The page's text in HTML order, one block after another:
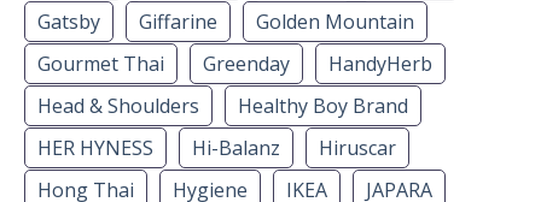
Gatsby
Giffarine
Golden Mountain
Gourmet Thai
Greenday
HandyHerb
Head & Shoulders
Healthy Boy Brand
HER HYNESS
Hi-Balanz
Hiruscar
Hong Thai
Hygiene IKEA
JAPARA